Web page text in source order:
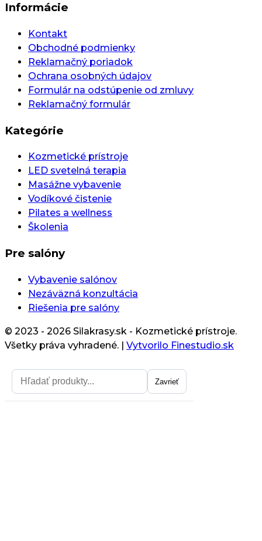
Informácie
Kontakt
Obchodné podmienky
Reklamačný poriadok
Ochrana osobných údajov
Formulár na odstúpenie od zmluvy
Reklamačný formulár
Kategórie
Kozmetické prístroje
LED svetelná terapia
Masážne vybavenie
Vodíkové čistenie
Pilates a wellness
Školenia
Pre salóny
Vybavenie salónov
Nezáväzná konzultácia
Riešenia pre salóny
© 2023 - 2026 Silakrasy.sk - Kozmetické prístroje.
Všetky práva vyhradené. | Vytvorilo Finestudio.sk
Zavrieť
Zavrieť